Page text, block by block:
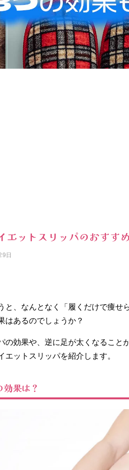
エットスリッパのおすす
日
と、なんとなく「履くだけで痩せ
はあるのでしょうか？
の効果や、逆に足が太くなること
エットスリッパを紹介します。
果は？